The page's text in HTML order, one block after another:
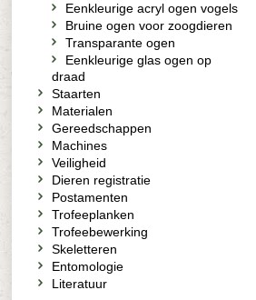
Eenkleurige acryl ogen vogels
Bruine ogen voor zoogdieren
Transparante ogen
Eenkleurige glas ogen op
draad
Staarten
Materialen
Gereedschappen
Machines
Veiligheid
Dieren registratie
Postamenten
Trofeeplanken
Trofeebewerking
Skeletteren
Entomologie
Literatuur